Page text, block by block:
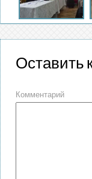
Оставить
Комментарий